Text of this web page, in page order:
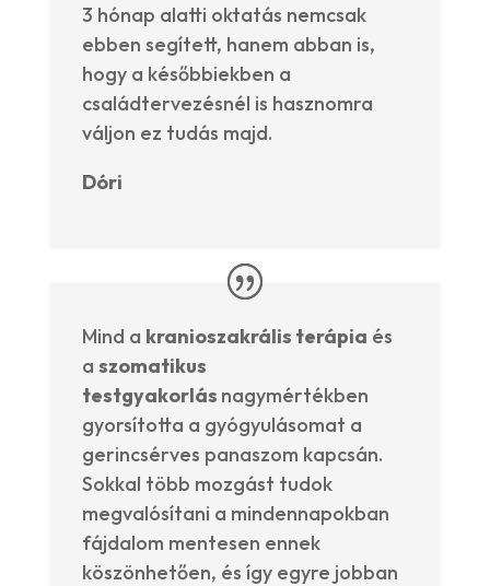
3 hónap alatti oktatás nemcsak
ebben segített, hanem abban is,
hogy a későbbiekben a
családtervezésnél is hasznomra
váljon ez tudás majd.
Dóri
Mind a kranioszakrális terápia és
a szomatikus
testgyakorlás nagymértékben
gyorsította a gyógyulásomat a
gerincsérves panaszom kapcsán.
Sokkal több mozgást tudok
megvalósítani a mindennapokban
fájdalom mentesen ennek
köszönhetően, és így egyre jobban